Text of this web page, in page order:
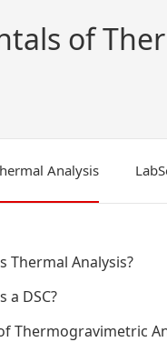
of
Analysis
Thermal Analysis?
a DSC?
Thermogravimetric